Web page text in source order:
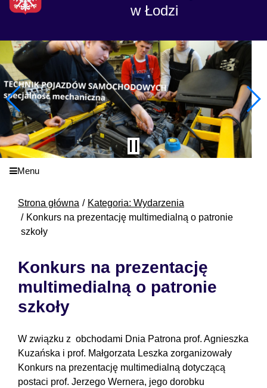
w Łodzi
Menu
Strona główna
Kategoria: Wydarzenia
Konkurs na prezentację multimedialną o patronie
szkoły
Konkurs na prezentację
multimedialną o patronie
szkoły
W związku z obchodami Dnia Patrona prof. Agnieszka
Kuzańska i prof. Małgorzata Leszka zorganizowały
Konkurs na prezentację multimedialną dotyczącą
postaci prof. Jerzego Wernera, jego dorobku